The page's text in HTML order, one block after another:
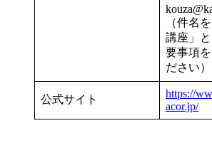
（件名
講座」
要事項
ださい）
公式サイト
https://
acor.jp/